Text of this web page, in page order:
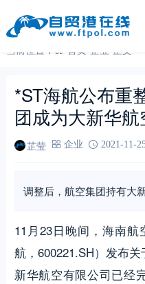
当前位置： 首页 企业 正文
*ST海航公布重
团成为大新华
芷莹 企业 2021-11-
调整后，航空集团持有大
11月23日晚间，海南
航，600221.SH）发布
新华航空有限公司已经